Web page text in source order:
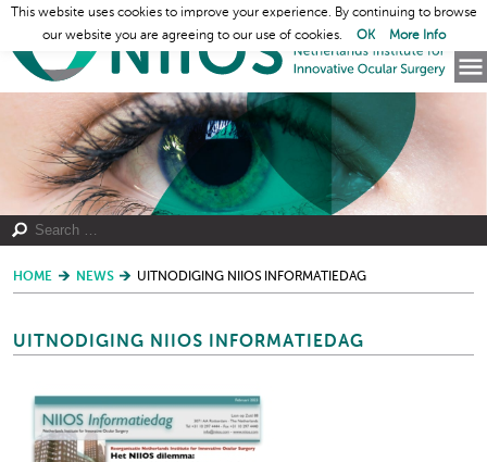
HOME NEWS UITNODIGING NIIOS INFORMATIEDAG
UITNODIGING NIIOS INFORMATIEDAG
This website uses cookies to improve your experience. By continuing to browse
our website you are agreeing to our use of cookies.
OK More Info